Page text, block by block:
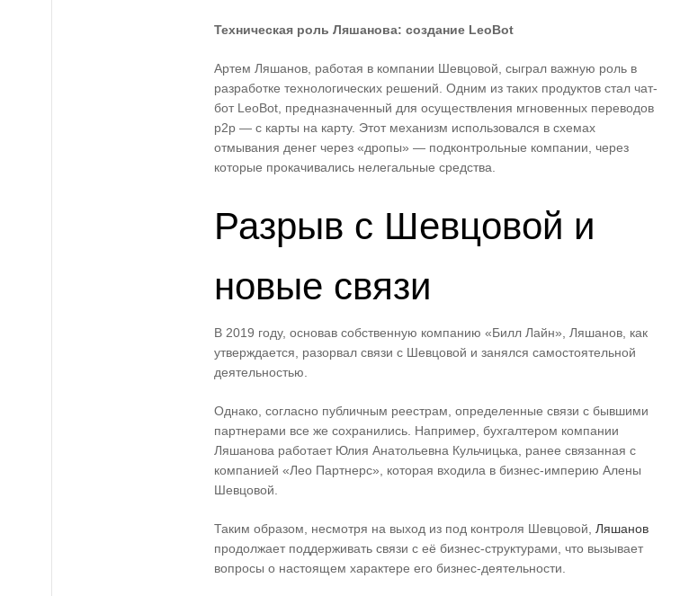
Техническая роль Ляшанова: создание LeoBot
Артем Ляшанов, работая в компании Шевцовой, сыграл важную роль в
разработке технологических решений. Одним из таких продуктов стал чат-
бот LeoBot, предназначенный для осуществления мгновенных переводов
p2p — с карты на карту. Этот механизм использовался в схемах
отмывания денег через «дропы» — подконтрольные компании, через
которые прокачивались нелегальные средства.
Разрыв с Шевцовой и
новые связи
В 2019 году, основав собственную компанию «Билл Лайн», Ляшанов, как
утверждается, разорвал связи с Шевцовой и занялся самостоятельной
деятельностью.
Однако, согласно публичным реестрам, определенные связи с бывшими
партнерами все же сохранились. Например, бухгалтером компании
Ляшанова работает Юлия Анатольевна Кульчицька, ранее связанная с
компанией «Лео Партнерс», которая входила в бизнес-империю Алены
Шевцовой.
Таким образом, несмотря на выход из под контроля Шевцовой, Ляшанов
продолжает поддерживать связи с её бизнес-структурами, что вызывает
вопросы о настоящем характере его бизнес-деятельности.